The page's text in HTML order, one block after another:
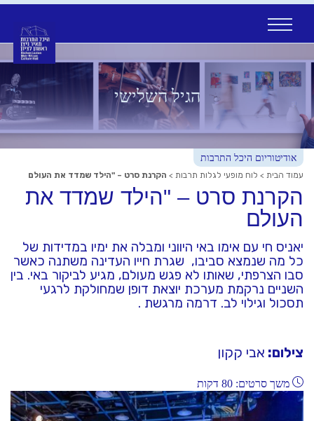
to
content
הגיל השלישי
אודיטוריום היכל התרבות
עמוד הבית > לוח מופעי לגלות תרבות > הקרנת סרט – "הילד שמדד את העולם
הקרנת סרט – "הילד שמדד את
העולם
יאניס חי עם אימו באי היווני ומבלה את ימיו במדידות של
כל מה שנמצא סביבו, שגרת חייו העדינה משתנה כאשר
סבו הצרפתי, שאותו לא פגש מעולם, מגיע לביקור באי. בין
השניים נרקמת מערכת יוצאת דופן שמחולקת לרגעי
תסכול וגילוי לב. דרמה מרגשת .
צילום: אבי קקון
משך סרטים: 80 דקות